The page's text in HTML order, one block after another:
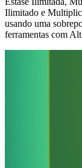
Ilimitado e
usando uma
ferramentas com